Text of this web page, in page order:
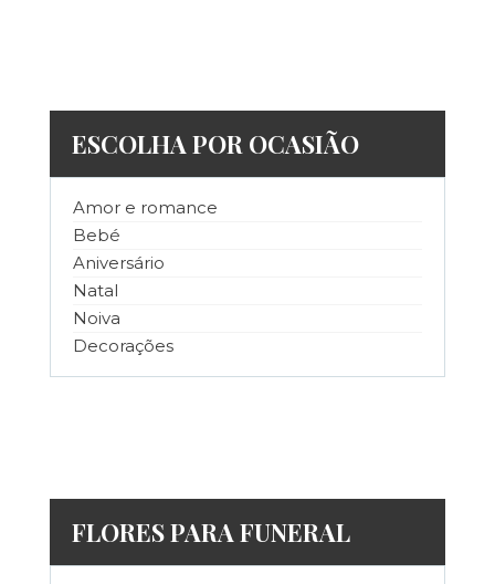
ESCOLHA POR OCASIÃO
Amor e romance
Bebé
Aniversário
Natal
Noiva
Decorações
FLORES PARA FUNERAL